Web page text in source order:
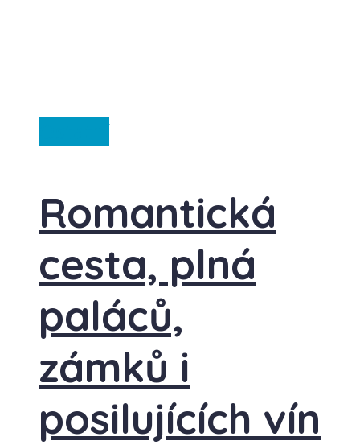
Romantická
cesta, plná
paláců,
zámků i
posilujících vín